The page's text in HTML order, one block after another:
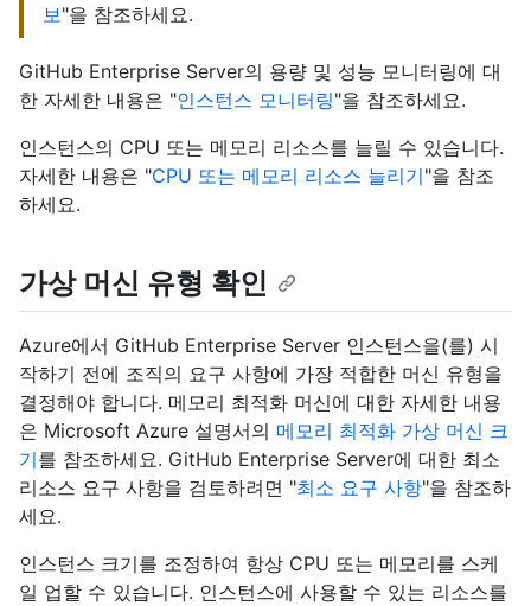
보"을 참조하세요.
GitHub Enterprise Server의 용량 및 성능 모니터링에 대
한 자세한 내용은 "인스턴스 모니터링"을 참조하세요.
인스턴스의 CPU 또는 메모리 리소스를 늘릴 수 있습니다.
자세한 내용은 "CPU 또는 메모리 리소스 늘리기"을 참조
하세요.
가상 머신 유형 확인
Azure에서 GitHub Enterprise Server 인스턴스을(를) 시
작하기 전에 조직의 요구 사항에 가장 적합한 머신 유형을
결정해야 합니다. 메모리 최적화 머신에 대한 자세한 내용
은 Microsoft Azure 설명서의 메모리 최적화 가상 머신 크
기를 참조하세요. GitHub Enterprise Server에 대한 최소
리소스 요구 사항을 검토하려면 "최소 요구 사항"을 참조하
세요.
인스턴스 크기를 조정하여 항상 CPU 또는 메모리를 스케
일 업할 수 있습니다. 인스턴스에 사용할 수 있는 리소스를